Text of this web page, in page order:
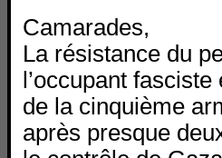
Camarades,
La résistance du
l’occupant
de la cinquième
après presque